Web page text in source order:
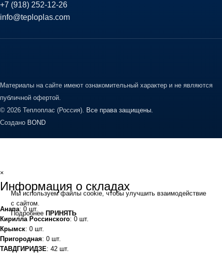
+7 (918) 252-12-26
info@teploplas.com
Материалы на сайте имеют ознакомительный характер и не являются
публичной офертой.
© 2026 Теплоплас (Россия). Все права защищены.
Создано BOND
Мы используем файлы cookie, чтобы улучшить взаимодействие
с сайтом.
Подробнее ПРИНЯТЬ
×
Информация о складах
Анапа: 0 шт.
Кирилла Россинского: 0 шт.
Крымск: 0 шт.
Пригородная: 0 шт.
ТАВДГИРИДЗЕ: 42 шт.